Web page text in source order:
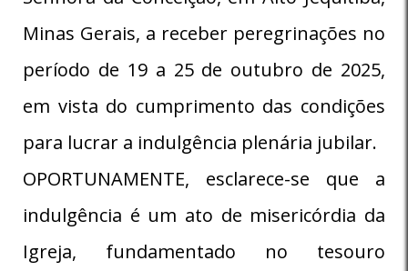
Minas Gerais, a receber peregrinações no
período de 19 a 25 de outubro de 2025,
em vista do cumprimento das condições
para lucrar a indulgência plenária jubilar.
OPORTUNAMENTE, esclarece-se que a
indulgência é um ato de misericórdia da
Igreja, fundamentado no tesouro